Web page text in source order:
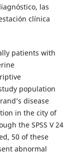
las
clínica
patients with
population
disease
in the city of
the SPSS V 24
50 of these
abnormal